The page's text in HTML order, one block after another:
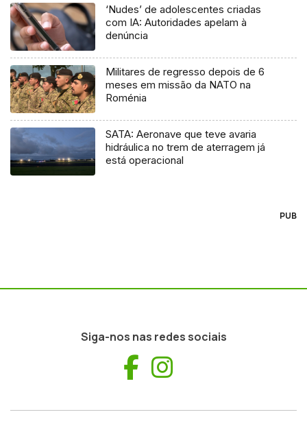
‘Nudes’ de adolescentes criadas
com IA: Autoridades apelam à
denúncia
Militares de regresso depois de 6
meses em missão da NATO na
Roménia
SATA: Aeronave que teve avaria
hidráulica no trem de aterragem já
está operacional
PUB
Siga-nos nas redes sociais
Facebook